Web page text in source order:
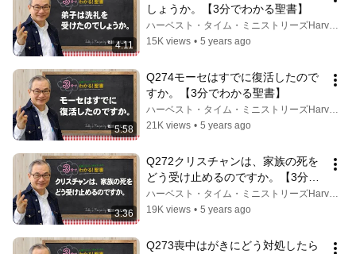
4:11
しょうか。【3分でわかる聖書】
ハーベスト・タイム・ミニストリーズHarvest Time Ministries
15K views • 5 years ago
5:58
Q274モーセはすでに復活したので
すか。【3分でわかる聖書】
ハーベスト・タイム・ミニストリーズHarvest Time Ministries
21K views • 5 years ago
3:36
Q272クリスチャンは、家族の死を
どう受け止めるのですか。【3分で
わかる聖書】
ハーベスト・タイム・ミニストリーズHarvest Time Ministries
19K views • 5 years ago
Q273喪中はがきにどう対処したら